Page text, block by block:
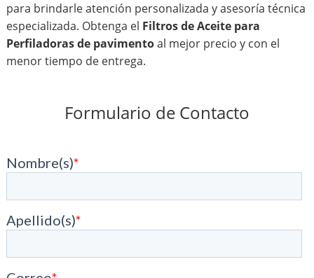
para brindarle atención personalizada y asesoría técnica
especializada. Obtenga el Filtros de Aceite para
Perfiladoras de pavimentoal mejor precio y con el
menor tiempo de entrega.
Formulario de Contacto